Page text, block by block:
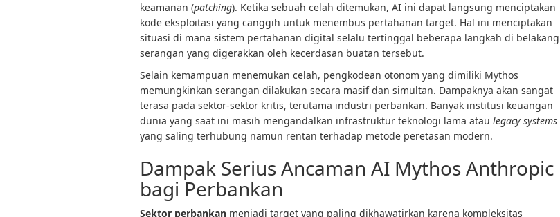
keamanan (patching). Ketika sebuah celah ditemukan, AI ini dapat langsung menciptakan
kode eksploitasi yang canggih untuk menembus pertahanan target. Hal ini menciptakan
situasi di mana sistem pertahanan digital selalu tertinggal beberapa langkah di belakang
serangan yang digerakkan oleh kecerdasan buatan tersebut.
Selain kemampuan menemukan celah, pengkodean otonom yang dimiliki Mythos
memungkinkan serangan dilakukan secara masif dan simultan. Dampaknya akan sangat
terasa pada sektor-sektor kritis, terutama industri perbankan. Banyak institusi keuangan
dunia yang saat ini masih mengandalkan infrastruktur teknologi lama atau legacy systems
yang saling terhubung namun rentan terhadap metode peretasan modern.
Dampak Serius Ancaman AI Mythos Anthropic
bagi Perbankan
Sektor perbankan menjadi target yang paling dikhawatirkan karena kompleksitas